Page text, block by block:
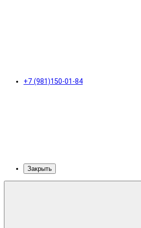
+7 (981)150-01-84
Закрыть